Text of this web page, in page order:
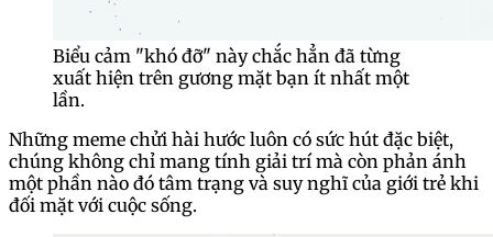
Biểu cảm "khó đỡ" này chắc hẳn đã từng
xuất hiện trên gương mặt bạn ít nhất một
lần.
Những meme chửi hài hước luôn có sức hút đặc biệt,
chúng không chỉ mang tính giải trí mà còn phản ánh
một phần nào đó tâm trạng và suy nghĩ của giới trẻ khi
đối mặt với cuộc sống.